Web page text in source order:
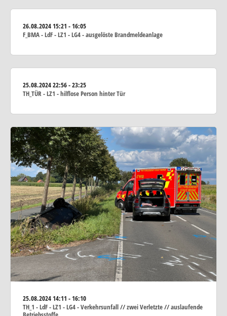
26.08.202415:21 - 16:05
F_BMA - LdF - LZ1 - LG4 - ausgelöste Brandmeldeanlage
25.08.202422:56 - 23:25
TH_TÜR - LZ1 - hilflose Person hinter Tür
25.08.202414:11 - 16:10
TH_1 - LdF - LZ1 - LG4 - Verkehrsunfall // zwei Verletzte // auslaufende